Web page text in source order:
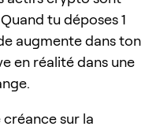
tu déposes 1
augmente dans ton
en réalité dans une
sur la